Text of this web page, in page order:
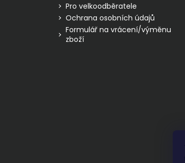
Pro velkoodběratele
Ochrana osobních údajů
Formulář na vrácení/výměnu
zboží